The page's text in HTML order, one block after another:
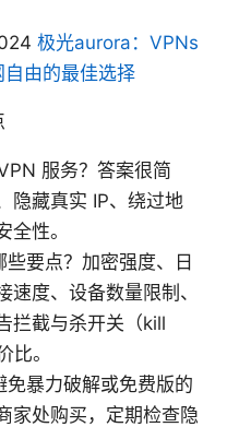
极光aurora：VPNs
由的最佳选择
服务？答案很简
隐藏真实 IP、绕过地
性。
要点？加密强度、日
度、设备数量限制、
拦截与杀开关（kill
比。
暴力破解或免费版的
家处购买，定期检查隐